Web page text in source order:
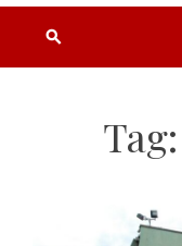
Tag: